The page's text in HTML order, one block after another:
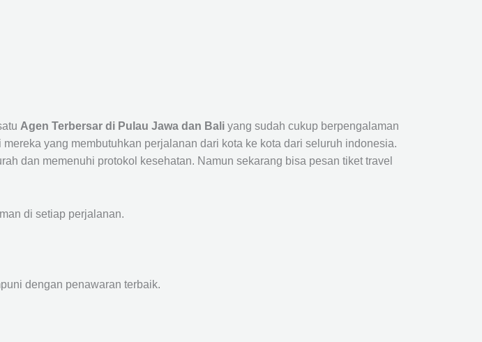
Agen Terbersar di Pulau Jawa dan Bali yang sudah cukup berpengalaman
yang membutuhkan perjalanan dari kota ke kota dari seluruh indonesia.
dan memenuhi protokol kesehatan. Namun sekarang bisa pesan tiket travel
di setiap perjalanan.
dengan penawaran terbaik.